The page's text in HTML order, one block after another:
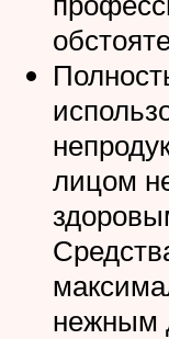
лицом
нежным